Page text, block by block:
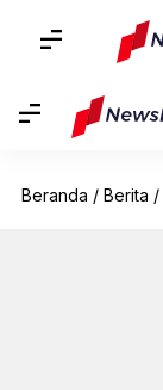
Beranda / Berita /